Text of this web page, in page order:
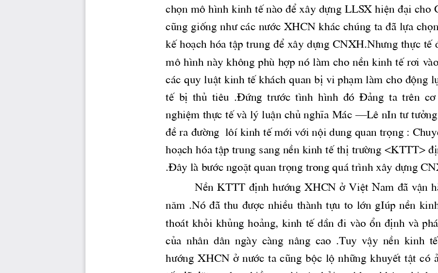
chän m« h×nh kinh tÕ nμo ®Ó x©y dùng LLSX hiÖn ®¹i cho
còng gièng nh­ c ̧c n­íc XHCN kh ̧c chóng ta ®· lùa
kÕ ho¹ch hãa tËp trung ®Ó x©y dùng CNXH.Nh­ng thùc tÕ
m« h×nh nμy kh«ng phï hîp nã lμm cho nÒn kinh tÕ r¬i vμo
c ̧c quy luËt kinh tÕ kh ̧ch quan bÞ vi ph¹m lμm cho ®éng
tÕ  bÞ  thñ  tiªu  .§øng tr­íc
t×nh  h×nh  ®ã  §¶ng  ta  trªn
nghiÖm thùc tÕ vμ lý luËn chñ nghÜa M ̧c –Lª nIn t­ t­ëng
®Ò ra ®­êng
l«Ý kinh tÕ míi víi néi dung quan träng :
ho¹ch hãa tËp trung sang nÒn kinh tÕ thÞ tr­êng <KTTT>
.§©y lμ b­íc ngoÆt quan träng trong qu ̧ tr×nh x©y dùng
NÒn KTTT ®Þnh h­íng XHCN ë ViÖt n am ®· vËn
n ̈m  .Nã  ®·  thu ®­îc
nhiÒu  thμnh  tùu  to  lín  gIóp  nÒn
tho ̧t khái khñng ho¶ng, kinh tÕ dÇn ®i vμo æn ®Þnh vμ
cña  nh©n  d©n  ngμy  cμng  n©ng  cao  .Tuy  vËy  nÒn  kinh
h­íng
  XHCN  ë
n­íc
ta  còng  béc  lé  nh÷ng  khuyÕt  tËt  cã